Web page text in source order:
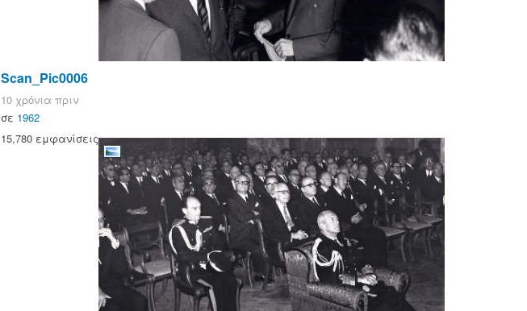
Scan_Pic0006
10 χρόνια πριν
σε 1962
15,780 εμφανίσεις